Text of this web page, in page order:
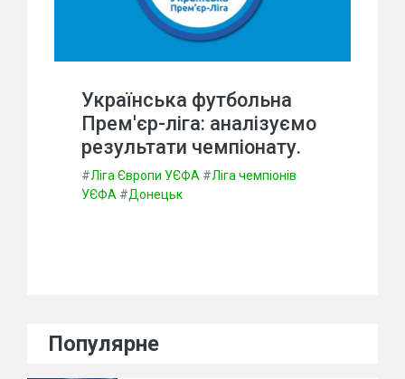
Українська футбольна
Прем'єр-ліга: аналізуємо
результати чемпіонату.
#Ліга Європи УЄФА #Ліга чемпіонів
УЄФА #Донецьк
Популярне